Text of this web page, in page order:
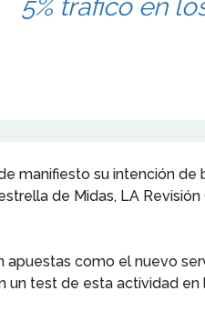
5% tráfico en
manifiesto su intención
de Midas, LA
como el nuevo
test de esta actividad